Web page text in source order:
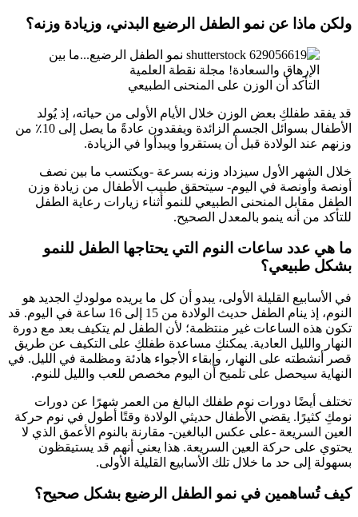
ماذا عن نمو الطفل الرضيع البدني، وزيادة وزنه؟
التأكد أن الوزن على المنحنى الطبيعي
يفقد طفلكِ بعض الوزن خلال الأيام الأولى من حياته، إذ يُولد
الأطفال بسوائل الجسم الزائدة ويفقدون عادةً ما يصل إلى 10٪ من
عند الولادة قبل أن يستقروا ويبدأوا في الزيادة.
الشهر الأول سيزداد وزنه بسرعة -ويكتسب ما بين نصف
وأونصة في اليوم- سيتحقق طبيب الأطفال من زيادة وزن
مقابل المنحنى الطبيعي للنمو أثناء زيارات رعاية الطفل
من أنه ينمو بالمعدل الصحيح.
هي عدد ساعات النوم التي يحتاجها الطفل للنمو
طبيعي؟
الأسابيع القليلة الأولى، يبدو أن كل ما يريده مولودكِ الجديد هو
النوم، إذ ينام الطفل حديث الولادة من 15 إلى 16 ساعة في اليوم. قد
هذه الساعات غير منتظمة؛ لأن الطفل لم يتكيف بعد مع دورة
والليل العادية. يمكنكِ مساعدة طفلكِ على التكيف عن طريق
أنشطته على النهار، وإبقاء الأجواء هادئة ومظلمة في الليل. في
سيحصل على تلميح أن اليوم مخصص للعب والليل للنوم.
أيضًا دورات نوم طفلك البالغ من العمر شهرًا عن دورات
كثيرًا. يقضي الأطفال حديثي الولادة وقتًا أطول في نوم حركة
السريعة -على عكس البالغين- مقارنة بالنوم الأعمق الذي لا
على حركة العين السريعة. هذا يعني أنهم قد يستيقظون
إلى حد ما خلال تلك الأسابيع القليلة الأولى.
تُساهمين في نمو الطفل الرضيع بشكل صحيح؟